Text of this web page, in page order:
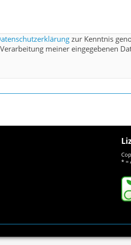
zur Kenntnis
meiner eingegebenen
* =